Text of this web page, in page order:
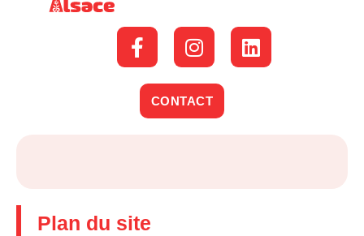
CONTACT
Plan du site